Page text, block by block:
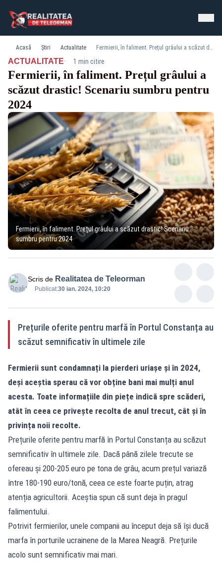
Acasă Știri Actualitate Fermierii, în faliment. Prețul grâului a scăzut drastic! Scenariu sumbru pentru 2024
ACTUALITATE· 1 min citire
Fermierii, în faliment. Prețul grâului a
scăzut drastic! Scenariu sumbru pentru
2024
Fermierii, în faliment. Prețul grâului a scăzut drastic! Scenariu
sumbru pentru 2024
Scris de Realitatea de Teleorman
Publicat:30 ian. 2024, 10:20
Prețurile oferite pentru marfă în Portul Constanța au
scăzut semnificativ în ultimele zile
Fermierii sunt condamnați la pierderi uriașe și în 2024,
deși aceștia sperau că vor obține bani mai mulți anul
acesta. Toate informațiile din piețe indică spre scăderi,
atât în ceea ce privește recolta de anul trecut, cât și în
privința noii recolte.
Prețurile oferite pentru marfă în Portul Constanța au scăzut
semnificativ în ultimele zile. Dacă până zilele trecute se
ofereau și 200-205 euro pe tona de grâu, acum prețul variază
între 180-190 euro/tonă, ceea ce este foarte puțin, atrag
atenția agricultorii. Aceștia spun că sunt deja în pragul
falimentului.
Potrivit fermierilor, unele companii au început deja să își ducă
marfa în porturile ucrainene de la Marea Neagră. Prețurile
acolo sunt semnificativ mai mari.